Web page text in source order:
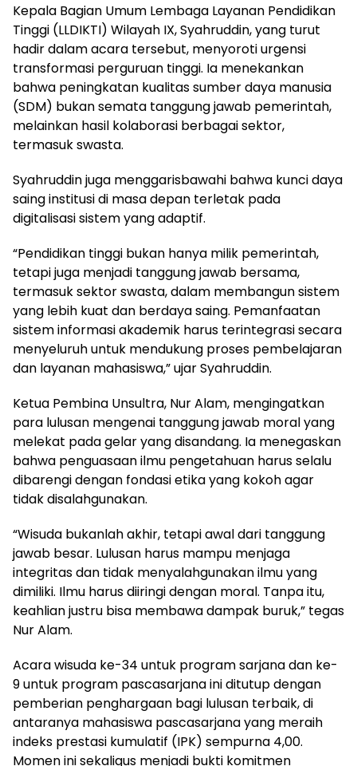
Kepala Bagian Umum Lembaga Layanan Pendidikan
Tinggi (LLDIKTI) Wilayah IX, Syahruddin, yang turut
hadir dalam acara tersebut, menyoroti urgensi
transformasi perguruan tinggi. Ia menekankan
bahwa peningkatan kualitas sumber daya manusia
(SDM) bukan semata tanggung jawab pemerintah,
melainkan hasil kolaborasi berbagai sektor,
termasuk swasta.
Syahruddin juga menggarisbawahi bahwa kunci daya
saing institusi di masa depan terletak pada
digitalisasi sistem yang adaptif.
“Pendidikan tinggi bukan hanya milik pemerintah,
tetapi juga menjadi tanggung jawab bersama,
termasuk sektor swasta, dalam membangun sistem
yang lebih kuat dan berdaya saing. Pemanfaatan
sistem informasi akademik harus terintegrasi secara
menyeluruh untuk mendukung proses pembelajaran
dan layanan mahasiswa,” ujar Syahruddin.
Ketua Pembina Unsultra, Nur Alam, mengingatkan
para lulusan mengenai tanggung jawab moral yang
melekat pada gelar yang disandang. Ia menegaskan
bahwa penguasaan ilmu pengetahuan harus selalu
dibarengi dengan fondasi etika yang kokoh agar
tidak disalahgunakan.
“Wisuda bukanlah akhir, tetapi awal dari tanggung
jawab besar. Lulusan harus mampu menjaga
integritas dan tidak menyalahgunakan ilmu yang
dimiliki. Ilmu harus diiringi dengan moral. Tanpa itu,
keahlian justru bisa membawa dampak buruk,” tegas
Nur Alam.
Acara wisuda ke-34 untuk program sarjana dan ke-
9 untuk program pascasarjana ini ditutup dengan
pemberian penghargaan bagi lulusan terbaik, di
antaranya mahasiswa pascasarjana yang meraih
indeks prestasi kumulatif (IPK) sempurna 4,00.
Momen ini sekaligus menjadi bukti komitmen